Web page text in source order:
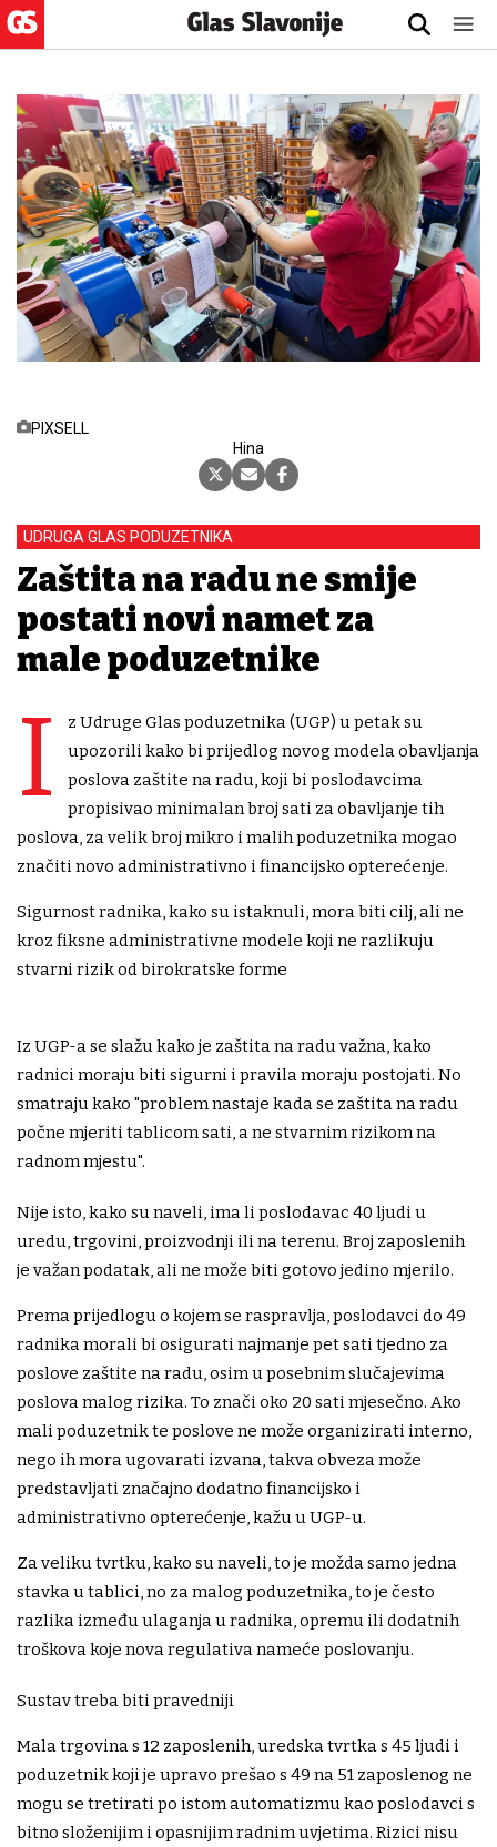
PIXSELL
Hina
UDRUGA GLAS PODUZETNIKA
Zaštita na radu ne smije
postati novi namet za
male poduzetnike
I
z Udruge Glas poduzetnika (UGP) u petak su
upozorili kako bi prijedlog novog modela obavljanja
poslova zaštite na radu, koji bi poslodavcima
propisivao minimalan broj sati za obavljanje tih
poslova, za velik broj mikro i malih poduzetnika mogao
značiti novo administrativno i financijsko opterećenje.
Sigurnost radnika, kako su istaknuli, mora biti cilj, ali ne
kroz fiksne administrativne modele koji ne razlikuju
stvarni rizik od birokratske forme
Iz UGP-a se slažu kako je zaštita na radu važna, kako
radnici moraju biti sigurni i pravila moraju postojati. No
smatraju kako "problem nastaje kada se zaštita na radu
počne mjeriti tablicom sati, a ne stvarnim rizikom na
radnom mjestu".
Nije isto, kako su naveli, ima li poslodavac 40 ljudi u
uredu, trgovini, proizvodnji ili na terenu. Broj zaposlenih
je važan podatak, ali ne može biti gotovo jedino mjerilo.
Prema prijedlogu o kojem se raspravlja, poslodavci do 49
radnika morali bi osigurati najmanje pet sati tjedno za
poslove zaštite na radu, osim u posebnim slučajevima
poslova malog rizika. To znači oko 20 sati mjesečno. Ako
mali poduzetnik te poslove ne može organizirati interno,
nego ih mora ugovarati izvana, takva obveza može
predstavljati značajno dodatno financijsko i
administrativno opterećenje, kažu u UGP-u.
Za veliku tvrtku, kako su naveli, to je možda samo jedna
stavka u tablici, no za malog poduzetnika, to je često
razlika između ulaganja u radnika, opremu ili dodatnih
troškova koje nova regulativa nameće poslovanju.
Sustav treba biti pravedniji
Mala trgovina s 12 zaposlenih, uredska tvrtka s 45 ljudi i
poduzetnik koji je upravo prešao s 49 na 51 zaposlenog ne
mogu se tretirati po istom automatizmu kao poslodavci s
bitno složenijim i opasnijim radnim uvjetima. Rizici nisu